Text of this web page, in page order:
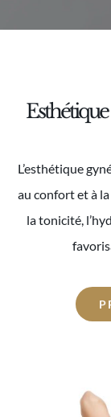
L’esthétique
au confort et à
la tonicité,